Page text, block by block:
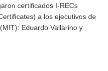
certificados I-RECs
a los ejecutivos de
Eduardo Vallarino y